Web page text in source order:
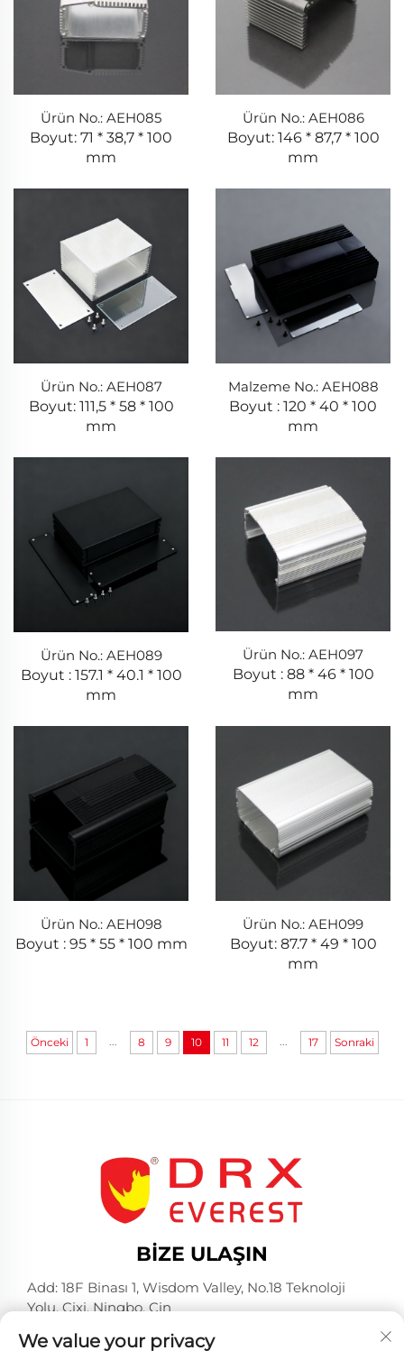
Ürün No.: AEH085
Boyut: 71 * 38,7 * 100
mm
Ürün No.: AEH086
Boyut: 146 * 87,7 * 100
mm
Ürün No.: AEH087
Boyut: 111,5 * 58 * 100
mm
Malzeme No.: AEH088
Boyut : 120 * 40 * 100
mm
Ürün No.: AEH089
Boyut : 157.1 * 40.1 * 100
mm
Ürün No.: AEH097
Boyut : 88 * 46 * 100
mm
Ürün No.: AEH098
Boyut : 95 * 55 * 100 mm
Ürün No.: AEH099
Boyut: 87.7 * 49 * 100
mm
Önceki 1 ... 8 9 10 11 12 ... 17 Sonraki
BIZE ULAŞIN
Add: 18F Binası 1, Wisdom Valley, No.18 Teknoloji
Yolu, Cixi, Ningbo, Çin
Tel: +86-574-23660321
We value your privacy